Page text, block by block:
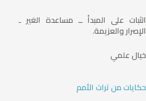
الثبات على المبدأ ــ مساعدة الغير ـ
الإصرار والعزيمة.
خيال علمي
حكايات من تراث الأمم